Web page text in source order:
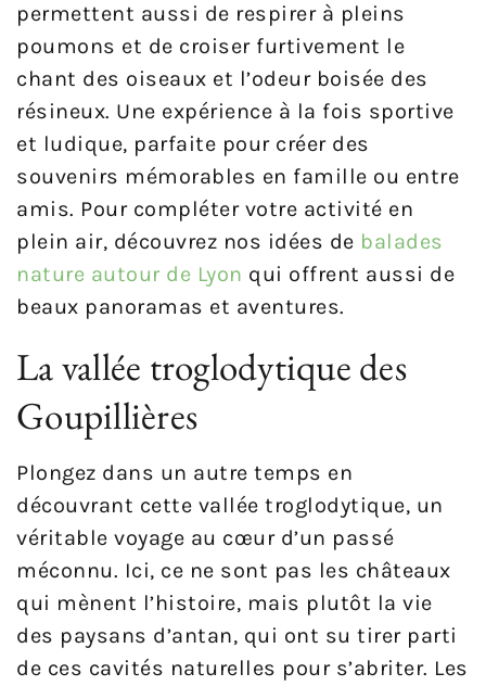
permettent aussi de respirer à pleins
poumons et de croiser furtivement le
chant des oiseaux et l’odeur boisée des
résineux. Une expérience à la fois sportive
et ludique, parfaite pour créer des
souvenirs mémorables en famille ou entre
amis. Pour compléter votre activité en
plein air, découvrez nos idées de balades
nature autour de Lyon qui offrent aussi de
beaux panoramas et aventures.
La vallée troglodytique des
Goupillières
Plongez dans un autre temps en
découvrant cette vallée troglodytique, un
véritable voyage au cœur d’un passé
méconnu. Ici, ce ne sont pas les châteaux
qui mènent l’histoire, mais plutôt la vie
des paysans d’antan, qui ont su tirer parti
de ces cavités naturelles pour s’abriter. Les